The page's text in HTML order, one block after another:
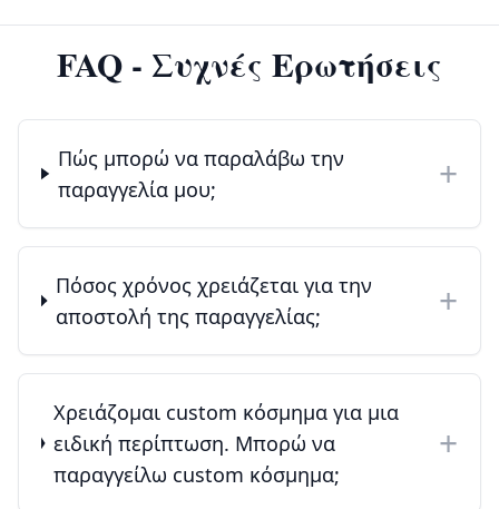
FAQ - Συχνές Ερωτήσεις
Πώς μπορώ να παραλάβω την
παραγγελία μου;
+
Πόσος χρόνος χρειάζεται για την
αποστολή της παραγγελίας;
+
Χρειάζομαι custom κόσμημα για μια
ειδική περίπτωση. Μπορώ να
παραγγείλω custom κόσμημα;
+